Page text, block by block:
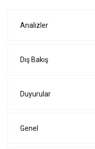
Analizler
Dış Bakış
Duyurular
Genel